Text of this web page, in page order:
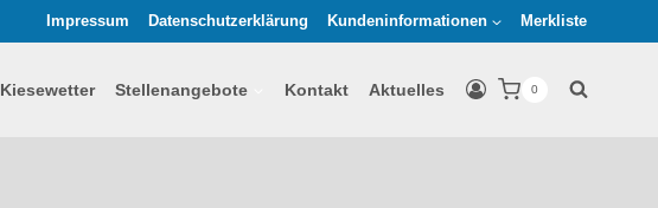
Impressum Datenschutzerklärung Kundeninformationen Merkliste
Kiesewetter Stellenangebote Kontakt Aktuelles 0